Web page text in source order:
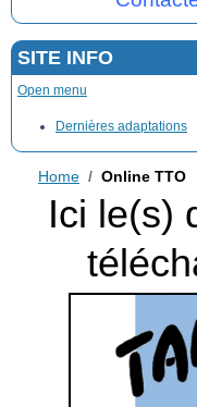
SITE INFO
Open menu
Dernières adaptations
Home Online TTO
Ici le(s)